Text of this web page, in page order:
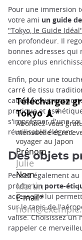
Pour une immersion
votre ami un guide
"Tokyo, le Guide Idéal"
en profondeur. Il
bonnes adresses
encore plus
Enfin, pour une
carré de tissu
cadeaux ou
pratique et
s'imprégner d'une
réutilisable élégant.
Des objets
Pensez également
procheun porte-
accessoire lui
sur le tapis de
valise. Choisissez un
rappeler ce